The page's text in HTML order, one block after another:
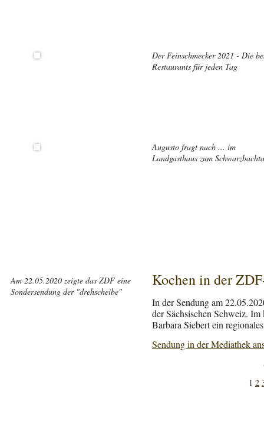
Der Feinschmecker 2021 - Die
Restaurants für jeden Tag
Augusto fragt nach ... im
Landgasthaus zum
Am 22.05.2020 zeigte das ZDF eine
Sondersendung der "drehscheibe"
Kochen in der
In der Sendung am
der Sächsischen Schweiz.
Barbara Siebert ein
Sendung in der Mediathek
1 2